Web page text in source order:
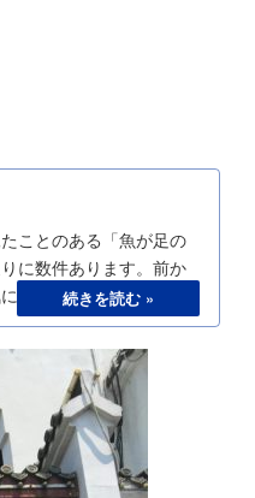
ことのある「魚が足の
に数件あります。前か
なるお値段は